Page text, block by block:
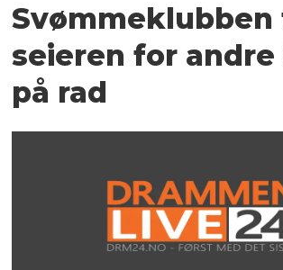
seieren for
på rad